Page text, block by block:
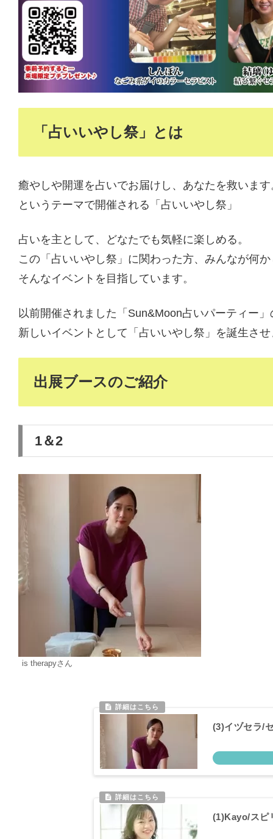
「占いいやし祭」とは
癒やしや開運を占いでお届けし、あなたを救います
というテーマで開催される「占いいやし祭」
占いを主として、どなたでも気軽に楽しめる。
この「占いいやし祭」に関わった方、みんなが何
そんなイベントを目指しています。
以前開催されました「Sun&Moon占いパーティー
新しいイベントとして「占いいやし祭」を誕生さ
出展ブースのご紹介
1＆2
is therapyさん
(3)イヅセラ/
(1)Kayo/スピ